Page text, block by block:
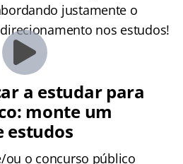
justamente o
nos estudos!
a estudar para
monte um
estudos
ou o concurso público